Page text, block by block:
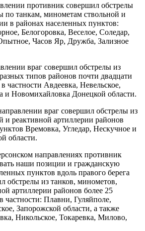
противник совершил обстрелы
танкам, минометам ствольной и
в районах населенных пунктов:
Белогоровка, Веселое, Соледар,
Часов Яр, Дружба, Зализное
враг совершил обстрелы из
типов районов почти двадцати
частности Авдеевка, Невельское,
и Новомихайловка Донецкой области.
враг совершил обстрелы из
и реактивной артиллерии районов
Времовка, Угледар, Нескучное и
области.
направлениях противник
наши позиции и гражданскую
пунктов вдоль правого берега
обстрелы из танков, минометов,
артиллерии районов более 25
частности: Плавни, Гуляйполе,
Запорожской области, а также
Никольское, Токаревка, Милово,